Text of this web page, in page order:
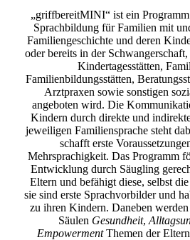
„griffbereitMINI“ ist ein
Sprachbildung für Familien mit
Familiengeschichte und deren
oder bereits in der
Kindertagesstätten,
Familienbildungsstätten,
Arztpraxen sowie sonstigen
angeboten wird. Die
Kindern durch direkte und
jeweiligen Familiensprache steht
schafft erste
Mehrsprachigkeit. Das Programm
Entwicklung durch Säugling
Eltern und befähigt diese, selbst
sie sind erste Sprachvorbilder und
zu ihren Kindern. Daneben
Säulen Gesundheit,
EmpowermentThemen der